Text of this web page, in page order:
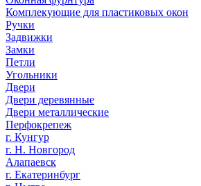
Комплекующие для пластиковых окон
Ручки
Задвижки
Замки
Петли
Угольники
Двери
Двери деревянные
Двери металлические
Перфокрепеж
г. Кунгур
г. Н. Новгород
Алапаевск
г. Екатеринбург